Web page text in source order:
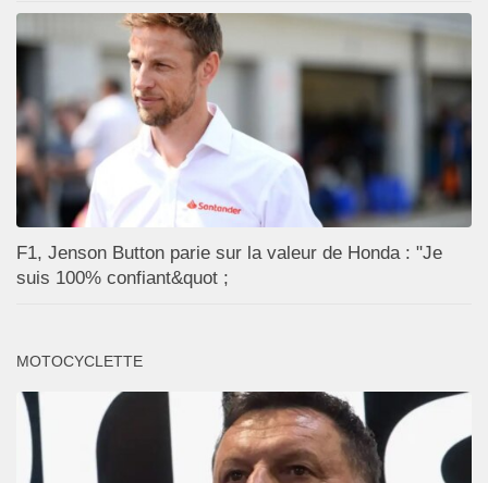
F1, Jenson Button parie sur la valeur de Honda : "Je
suis 100% confiant&quot ;
MOTOCYCLETTE